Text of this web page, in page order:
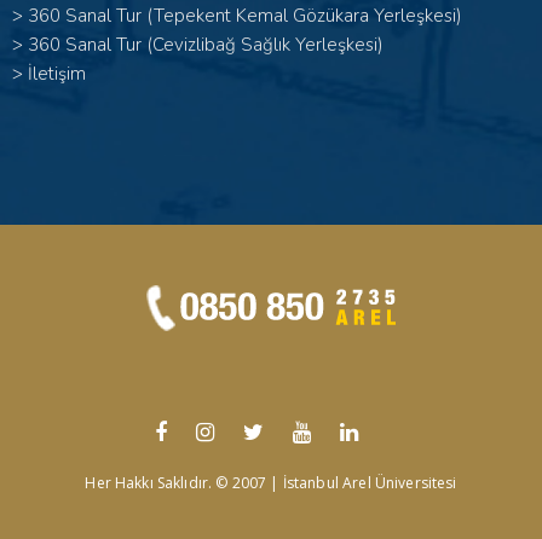
> 360 Sanal Tur (Tepekent Kemal Gözükara Yerleşkesi)
> 360 Sanal Tur (Cevizlibağ Sağlık Yerleşkesi)
> İletişim
Her Hakkı Saklıdır. © 2007 | İstanbul Arel Üniversitesi